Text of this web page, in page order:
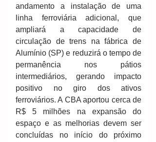
andamento a instalação de uma
linha ferroviária adicional, que
ampliará a capacidade de
circulação de trens na fábrica de
Alumínio (SP) e reduzirá o tempo de
permanência nos pátios
intermediários, gerando impacto
positivo no giro dos ativos
ferroviários. A CBA aportou cerca de
R$ 5 milhões na expansão do
espaço e as melhorias devem ser
concluídas no início do próximo